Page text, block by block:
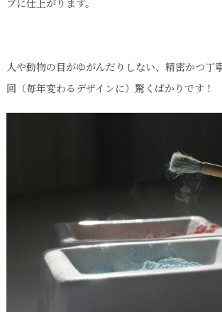
人や動物の目がゆがんだりしない、精密かつ丁
回（毎年変わるデザインに）驚くばかりです！